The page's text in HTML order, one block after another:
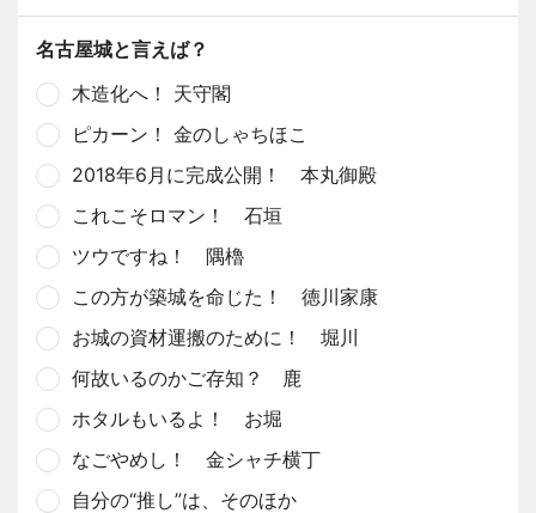
名古屋城と言えば？
木造化へ！ 天守閣
ピカーン！ 金のしゃちほこ
2018年6月に完成公開！ 本丸御殿
これこそロマン！ 石垣
ツウですね！ 隅櫓
この方が築城を命じた！ 徳川家康
お城の資材運搬のために！ 堀川
何故いるのかご存知？ 鹿
ホタルもいるよ！ お堀
なごやめし！ 金シャチ横丁
自分の“推し”は、そのほか